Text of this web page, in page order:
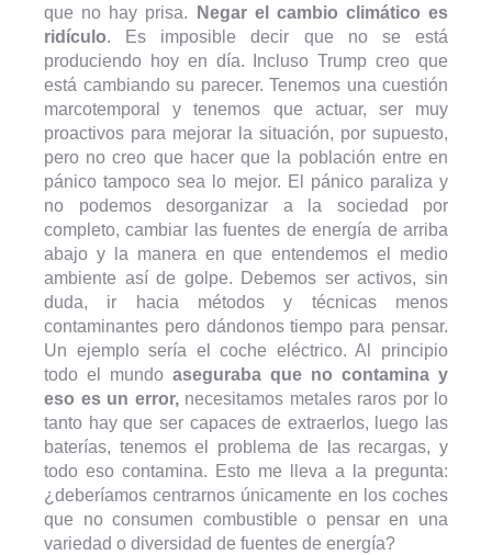
que no hay prisa.
Negar el cambio climático es
ridículo. Es imposible decir que no se está
produciendo hoy en día. Incluso Trump creo que
está cambiando su parecer. Tenemos una cuestión
marcotemporal y tenemos que actuar, ser muy
proactivos para mejorar la situación, por supuesto,
pero no creo que hacer que la población entre en
pánico tampoco sea lo mejor. El pánico paraliza y
no podemos desorganizar a la sociedad por
completo, cambiar las fuentes de energía de arriba
abajo y la manera en que entendemos el medio
ambiente así de golpe. Debemos ser activos, sin
duda, ir hacia métodos y técnicas menos
contaminantes pero dándonos tiempo para pensar.
Un ejemplo sería el coche eléctrico. Al principio
todo el mundo aseguraba que no contamina y
eso es un error, necesitamos metales raros por lo
tanto hay que ser capaces de extraerlos, luego las
baterías, tenemos el problema de las recargas, y
todo eso contamina. Esto me lleva a la pregunta:
¿deberíamos centrarnos únicamente en los coches
que no consumen combustible o pensar en una
variedad o diversidad de fuentes de energía?